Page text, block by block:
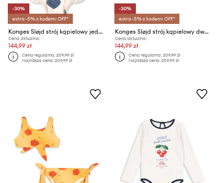
-30%
extra -5% z kodem: OFF*
Konges Sløjd strój kąpielowy jednoczęściowy dziecięcy MANUCA SWIMSUIT
Cena aktualna:
144,99 zł
Cena regularna:209,99 zł
Najniższa cena:209,99 zł
-30%
extra -5% z kodem: OFF*
Konges Sløjd strój kąpielowy dwuczęściowy dziecięcy MANUCA BIKINI
Cena aktualna:
144,99 zł
Cena regularna:209,99 zł
Najniższa cena:209,99 zł